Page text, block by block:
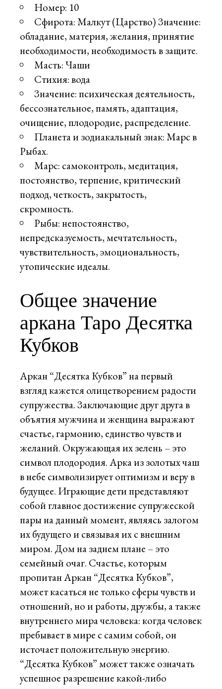
Номер: 10
Сфирота: Малкут (Царство) Значение:
обладание, материя, желания, принятие
необходимости, необходимость в защите.
Масть: Чаши
Стихия: вода
Значение: психическая деятельность,
бессознательное, память, адаптация,
очищение, плодородие, распределение.
Планета и зодиакальный знак: Марс в
Рыбах.
Марс: самоконтроль, медитация,
постоянство, терпение, критический
подход, четкость, закрытость,
скромность.
Рыбы: непостоянство,
непредсказуемость, мечтательность,
чувствительность, эмоциональность,
утопические идеалы.
Общее значение
аркана Таро Десятка
Кубков
Аркан “Десятка Кубков” на первый
взгляд кажется олицетворением радости
супружества. Заключающие друг друга в
объятия мужчина и женщина выражают
счастье, гармонию, единство чувств и
желаний. Окружающая их зелень – это
символ плодородия. Арка из золотых чаш
в небе символизирует оптимизм и веру в
будущее. Играющие дети представляют
собой главное достижение супружеской
пары на данный момент, являясь залогом
их будущего и связывая их с внешним
миром. Дом на заднем плане – это
семейный очаг. Счастье, которым
пропитан Аркан “Десятка Кубков”,
может касаться не только сферы чувств и
отношений, но и работы, дружбы, а также
внутреннего мира человека: когда человек
пребывает в мире с самим собой, он
источает положительную энергию.
“Десятка Кубков” может также означать
успешное разрешение какой-либо